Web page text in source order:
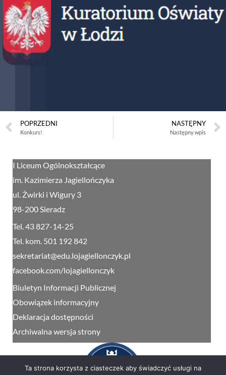
POPRZEDNI
Konkurs!
NASTĘPNY
Następny wpis
I Liceum Ogólnokształcące
im. Kazimierza Jagiellończyka
ul. Żwirki i Wigury 3
98-200 Sieradz
Tel. 43 827-14-25
Tel. kom. 501 192 842
sekretariat@edu.lojagiellonczyk.pl
facebook.com/lojagiellonczyk
Biuletyn Informacji Publicznej
Obowiązek informacyjny
Deklaracja dostępności
Archiwalna wersja strony
Ta strona korzysta z ciasteczek aby świadczyć usługi na